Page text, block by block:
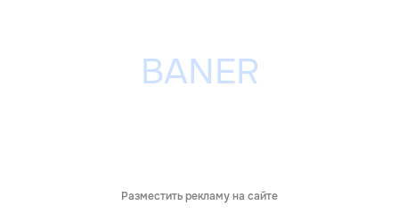
Разместить рекламу на сайте